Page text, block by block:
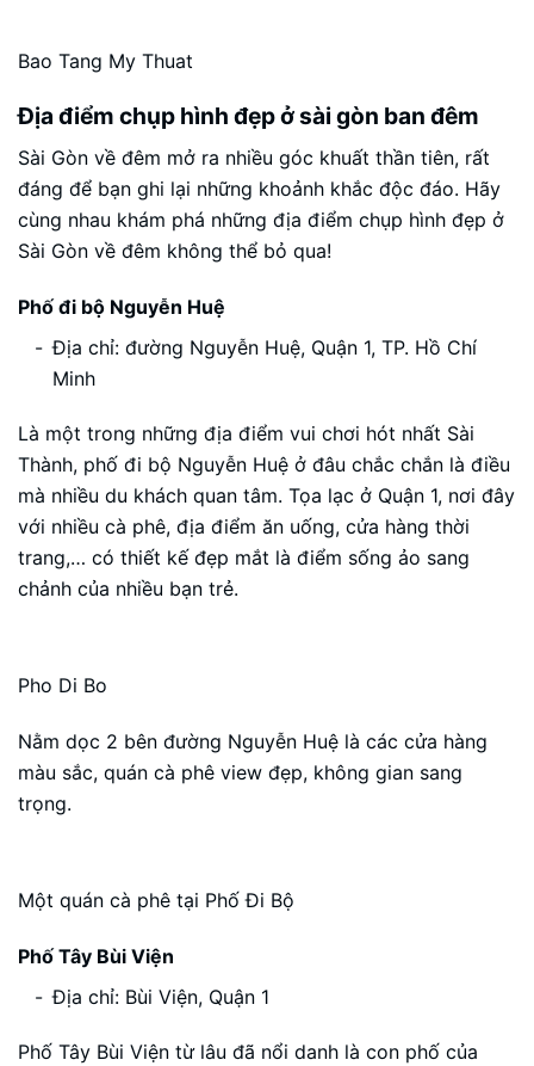
Bao Tang My Thuat
Địa điểm chụp hình đẹp ở sài gòn ban đêm
Sài Gòn về đêm mở ra nhiều góc khuất thần tiên, rất
đáng để bạn ghi lại những khoảnh khắc độc đáo. Hãy
cùng nhau khám phá những địa điểm chụp hình đẹp ở
Sài Gòn về đêm không thể bỏ qua!
Phố đi bộ Nguyễn Huệ
Địa chỉ: đường Nguyễn Huệ, Quận 1, TP. Hồ Chí
Minh
Là một trong những địa điểm vui chơi hót nhất Sài
Thành, phố đi bộ Nguyễn Huệ ở đâu chắc chắn là điều
mà nhiều du khách quan tâm. Tọa lạc ở Quận 1, nơi đây
với nhiều cà phê, địa điểm ăn uống, cửa hàng thời
trang,… có thiết kế đẹp mắt là điểm sống ảo sang
chảnh của nhiều bạn trẻ.
Pho Di Bo
Nằm dọc 2 bên đường Nguyễn Huệ là các cửa hàng
màu sắc, quán cà phê view đẹp, không gian sang
trọng.
Một quán cà phê tại Phố Đi Bộ
Phố Tây Bùi Viện
Địa chỉ: Bùi Viện, Quận 1
Phố Tây Bùi Viện từ lâu đã nổi danh là con phố của